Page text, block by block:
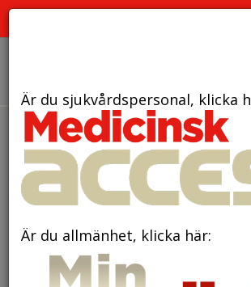
Är du sjukvårdspersonal, klicka
Är du allmänhet, klicka här: